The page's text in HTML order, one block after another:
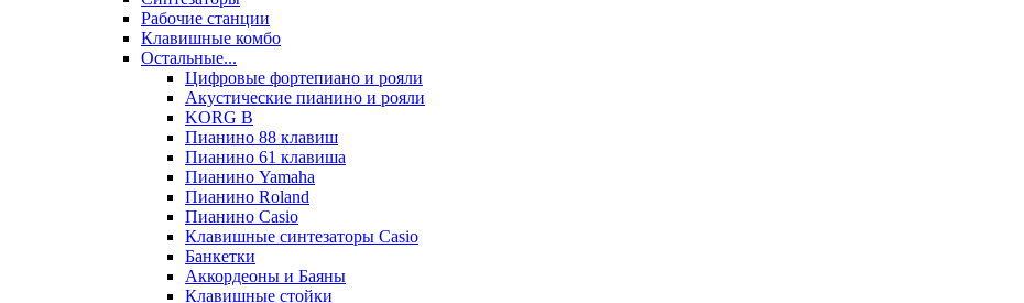
Рабочие станции
Клавишные комбо
Остальные...
Цифровые фортепиано и рояли
Акустические пианино и рояли
KORG B
Пианино 88 клавиш
Пианино 61 клавиша
Пианино Yamaha
Пианино Roland
Пианино Casio
Клавишные синтезаторы Casio
Банкетки
Аккордеоны и Баяны
Клавишные стойки